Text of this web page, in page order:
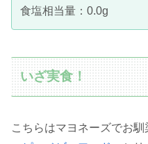
食塩相当量：0.0g
いざ実食！
こちらはマヨネーズでお